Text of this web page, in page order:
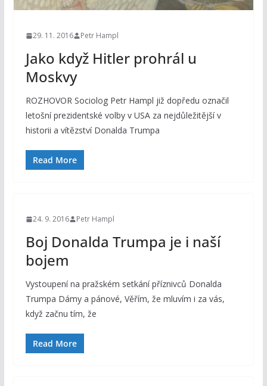
29. 11. 2016 Petr Hampl
Jako když Hitler prohrál u
Moskvy
ROZHOVOR Sociolog Petr Hampl již dopředu označil
letošní prezidentské volby v USA za nejdůležitější v
historii a vítězství Donalda Trumpa
Read More
24. 9. 2016 Petr Hampl
Boj Donalda Trumpa je i naší
bojem
Vystoupení na pražském setkání příznivců Donalda
Trumpa Dámy a pánové, Věřím, že mluvím i za vás,
když začnu tím, že
Read More